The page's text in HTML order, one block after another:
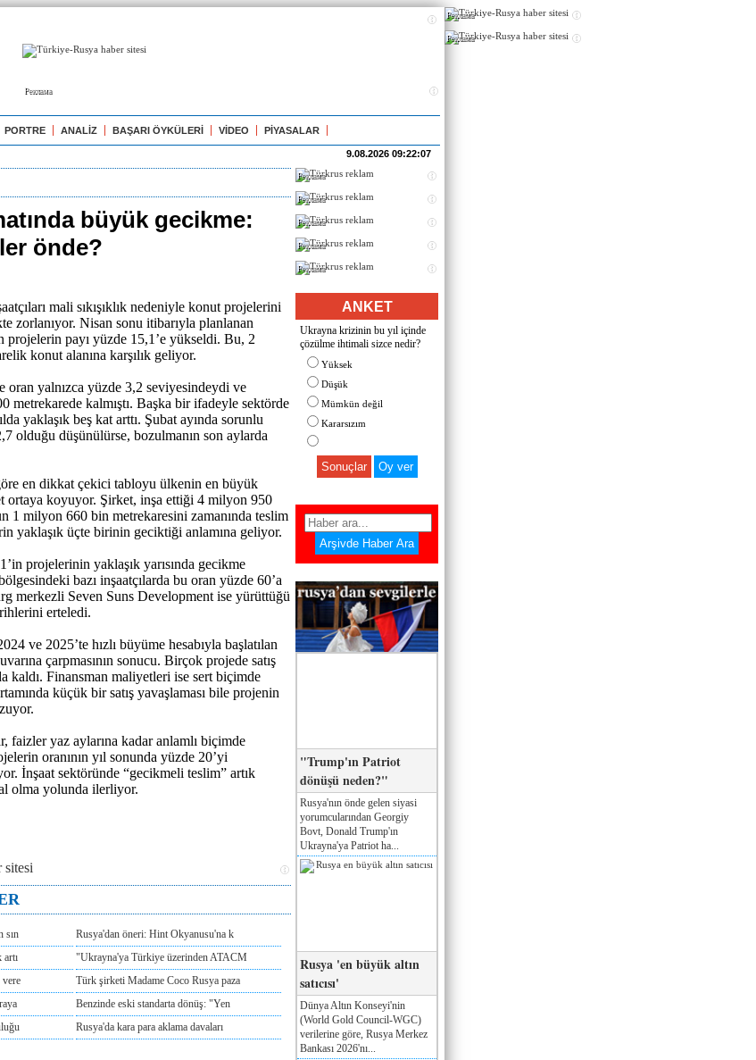
Реклама
PORTRE ANALİZ BAŞARI ÖYKÜLERİ VİDEO PİYASALAR
9.08.2026 09:22:07
büyük gecikme:
önde?
mali sıkışıklık nedeniyle konut projelerini
zorlanıyor. Nisan sonu itibarıyla planlanan
projelerin payı yüzde 15,1’e yükseldi. Bu, 2
konut alanına karşılık geliyor.
oran yalnızca yüzde 3,2 seviyesindeydi ve
metrekarede kalmıştı. Başka bir ifadeyle sektörde
yaklaşık beş kat arttı. Şubat ayında sorunlu
olduğu düşünülürse, bozulmanın son aylarda
en dikkat çekici tabloyu ülkenin en büyük
ortaya koyuyor. Şirket, inşa ettiği 4 milyon 950
1 milyon 660 bin metrekaresini zamanında teslim
yaklaşık üçte birinin geciktiği anlamına geliyor.
projelerinin yaklaşık yarısında gecikme
bazı inşaatçılarda bu oran yüzde 60’a
merkezli Seven Suns Development ise yürüttüğü
erteledi.
ve 2025’te hızlı büyüme hesabıyla başlatılan
çarpmasının sonucu. Birçok projede satış
kaldı. Finansman maliyetleri ise sert biçimde
küçük bir satış yavaşlaması bile projenin
faizler yaz aylarına kadar anlamlı biçimde
oranının yıl sonunda yüzde 20’yi
İnşaat sektöründe “gecikmeli teslim” artık
olma yolunda ilerliyor.
sın
Rusya'dan öneri: Hint Okyanusu'na k
artı
"Ukrayna'ya Türkiye üzerinden ATACM
vere
Türk şirketi Madame Coco Rusya paza
Benzinde eski standarta dönüş: "Yen
Rusya'da kara para aklama davaları
Реклама
Реклама
Реклама
Реклама
Реклама
ANKET
Ukrayna krizinin bu yıl içinde
çözülme ihtimali sizce nedir?
Yüksek
Düşük
Mümkün değil
Kararsızım
Sonuçlar
"Trump'ın Patriot
dönüşü neden?"
Rusya'nın önde gelen siyasi
yorumcularından Georgiy
Bovt, Donald Trump'ın
Ukrayna'ya Patriot ha...
Rusya 'en büyük altın
satıcısı'
Dünya Altın Konseyi'nin
(World Gold Council-WGC)
verilerine göre, Rusya Merkez
Bankası 2026'nı...
Реклама
Реклама